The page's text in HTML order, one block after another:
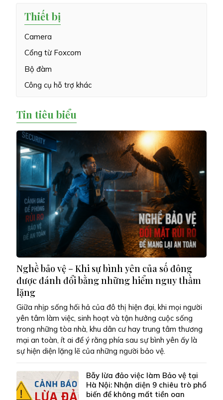
Thiết bị
Camera
Cổng từ Foxcom
Bộ đàm
Công cụ hỗ trợ khác
Tin tiêu biểu
Nghề bảo vệ – Khi sự bình yên của số đông
được đánh đổi bằng những hiểm nguy thầm
lặng
Giữa nhịp sống hối hả của đô thị hiện đại, khi mọi người
yên tâm làm việc, sinh hoạt và tận hưởng cuộc sống
trong những tòa nhà, khu dân cư hay trung tâm thương
mại an toàn, ít ai để ý rằng phía sau sự bình yên ấy là
sự hiện diện lặng lẽ của những người bảo vệ.
Bẫy lừa đảo việc làm Bảo vệ tại
Hà Nội: Nhận diện 9 chiêu trò phổ
biến để không mất tiền oan